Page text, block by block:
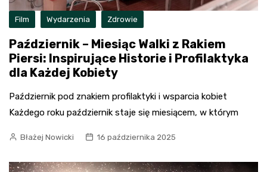
Film Wydarzenia Zdrowie
Październik – Miesiąc Walki z Rakiem
Piersi: Inspirujące Historie i Profilaktyka
dla Każdej Kobiety
Październik pod znakiem profilaktyki i wsparcia kobiet
Każdego roku październik staje się miesiącem, w którym
Błażej Nowicki 16 października 2025